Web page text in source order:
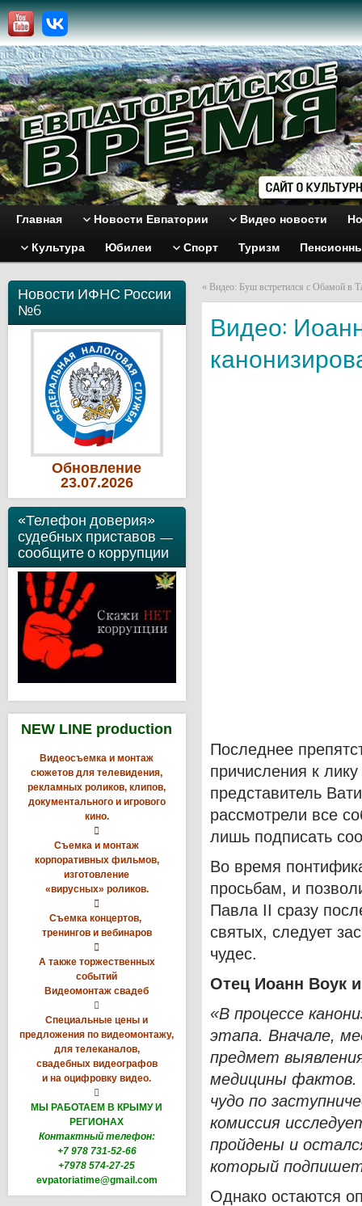
Главная Новости Евпатории Видео новости
Культура Юбилеи Спорт Туризм
Новости ИФНС России
№6
Обновление
23.07.2026
«Телефон доверия»
судебных приставов —
сообщите о коррупции
NEW LINE production
Видеосъемка и монтаж
сюжетов для телевидения,
рекламных роликов, клипов,
документального и игрового
кино.

Съемка и монтаж
корпоративных фильмов,
изготовление
«вирусных» роликов.

Съемка концертов,
тренингов и вебинаров

А также торжественных
событий
Видеомонтаж свадеб

Специальные цены и
предложения по видеомонтажу,
для телеканалов,
свадебных видеографов
и на оцифровку видео.

МЫ РАБОТАЕМ В КРЫМУ И
РЕГИОНАХ
Контактный телефон:
+7 978 731-52-66
+7978 574-27-25
evpatoriatime@gmail.com
« Видео: Буш встретился с Обамой в
Видео:
Последнее
причисления к
представитель
рассмотрели все
лишь подписать
Во время
просьбам, и
Павла II сразу
святых, следует
чудес.
Отец Иоанн Воук
«В процессе
этапа. Вначале,
предмет
медицины фактов.
чудо по
комиссия
пройдены и
который подпишет
Однако остаются